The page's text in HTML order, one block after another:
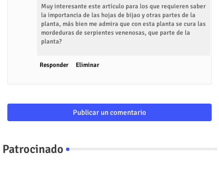
Muy interesante este artículo para los que requieren saber
la importancia de las hojas de bijao y otras partes de la
planta, más bien me admira que con esta planta se cura las
mordeduras de serpientes venenosas, que parte de la
planta?
Responder Eliminar
Publicar un comentario
Patrocinado